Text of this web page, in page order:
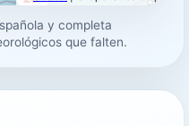
y completa
que falten.